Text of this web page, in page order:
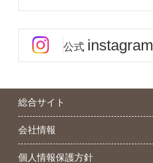
公式 instagram
総合サイト
会社情報
個人情報保護方針